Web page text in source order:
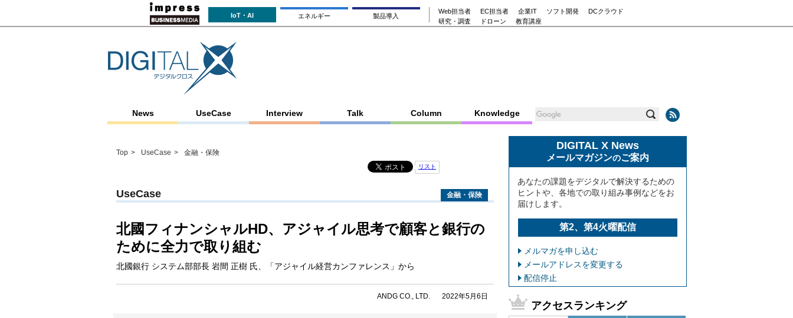
IoT・AI エネルギー 製品導入
Web担当者 EC担当者 企業IT ソフト開発
DCクラウド
研究・調査
ドローン 教育講座
News UseCase Interview Talk Column Knowledge
Top UseCase 金融・保険
リスト
UseCase 金融・保険
北國フィナンシャルHD、アジャイル思考で顧客と銀行の
ために全力で取り組む
北國銀行 システム部部長 岩間 正樹 氏、「アジャイル経営カンファレンス」から
ANDG CO., LTD. 2022年5月6日
DIGITAL X News
メールマガジンのご案内
あなたの課題をデジタルで解決するための
ヒントや、各地での取り組み事例などをお
届けします。
第2、第4火曜配信
メルマガを申し込む
メールアドレスを変更する
配信停止
アクセスランキング